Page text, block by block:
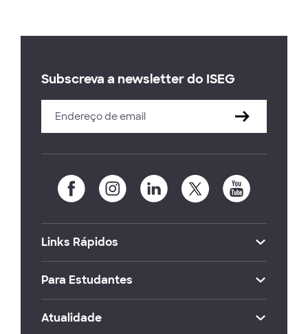
Subscreva a newsletter do ISEG
Links Rápidos
Para Estudantes
Atualidade